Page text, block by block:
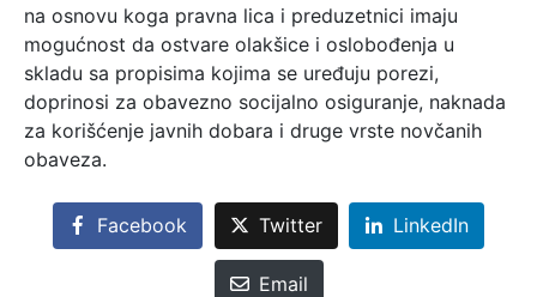
na osnovu koga pravna lica i preduzetnici imaju
mogućnost da ostvare olakšice i oslobođenja u
skladu sa propisima kojima se uređuju porezi,
doprinosi za obavezno socijalno osiguranje, naknada
za korišćenje javnih dobara i druge vrste novčanih
obaveza.
Facebook Twitter LinkedIn
Email